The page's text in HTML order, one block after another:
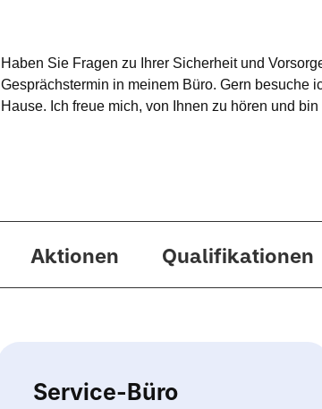
Haben Sie Fragen zu Ihrer Sicherheit und
Gesprächstermin in meinem Büro. Gern besuche
Hause. Ich freue mich, von Ihnen zu hören und
Aktionen Qualifikationen
Service-Büro